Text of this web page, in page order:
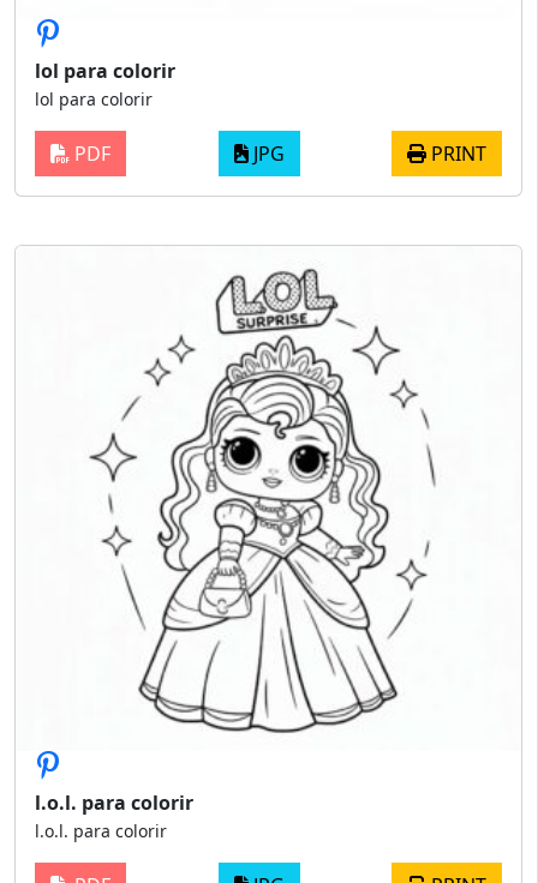
lol para colorir
lol para colorir
PDF JPG PRINT
l.o.l. para colorir
l.o.l. para colorir